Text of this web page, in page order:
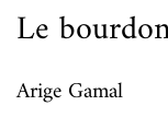
Le
Arige Gamal